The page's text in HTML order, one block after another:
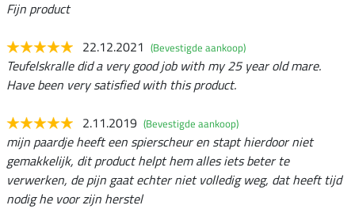
Fijn product
22.12.2021 (Bevestigde aankoop)
Teufelskralle did a very good job with my 25 year old mare.
Have been very satisfied with this product.
2.11.2019 (Bevestigde aankoop)
mijn paardje heeft een spierscheur en stapt hierdoor niet
gemakkelijk, dit product helpt hem alles iets beter te
verwerken, de pijn gaat echter niet volledig weg, dat heeft tijd
nodig he voor zijn herstel